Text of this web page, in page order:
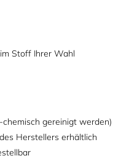
Stoff Ihrer Wahl
gereinigt werden)
Herstellers erhältlich